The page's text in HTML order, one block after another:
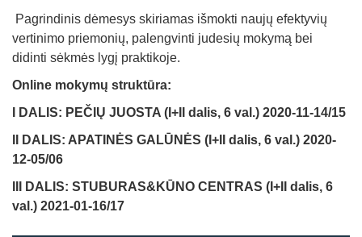
Pagrindinis dėmesys skiriamas išmokti naujų efektyvių
vertinimo priemonių, palengvinti judesių mokymą bei
didinti sėkmės lygį praktikoje.
Online mokymų struktūra:
I DALIS: PEČIŲ JUOSTA (I+II dalis, 6 val.) 2020-11-14/15
II DALIS: APATINĖS GALŪNĖS (I+II dalis, 6 val.) 2020-
12-05/06
III DALIS: STUBURAS&KŪNO CENTRAS (I+II dalis, 6
val.) 2021-01-16/17